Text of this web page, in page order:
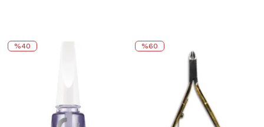
%40 %60